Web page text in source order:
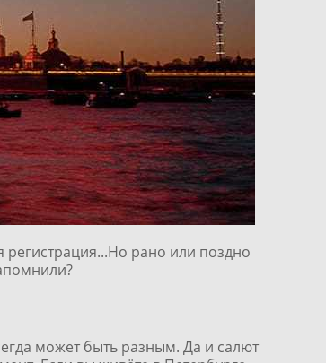
рано или поздно
может быть разным. Да и салют